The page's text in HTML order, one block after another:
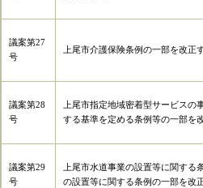
議案第27
号
上尾市介護保険条例の一部を改正
議案第28
号
上尾市指定地域密着型サービスの
する基準を定める条例等の一部を
議案第29
号
上尾市水道事業の設置等に関する
の設置等に関する条例の一部を改